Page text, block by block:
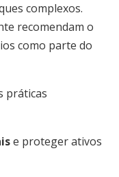
complexos.
recomendam o
como parte do
práticas
e proteger ativos